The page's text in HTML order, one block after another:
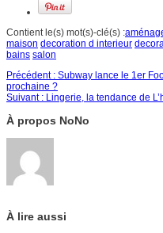
Contient le(s) mot(s)-clé(s) :
maison decoration d interieur
bains salon
Précédent : Subway lance le 1er
prochaine ?
Suivant : Lingerie, la tendance de
À propos NoNo
À lire aussi